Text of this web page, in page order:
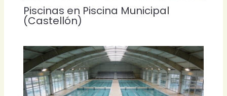
Piscinas en Piscina Municipal
(Castellón)